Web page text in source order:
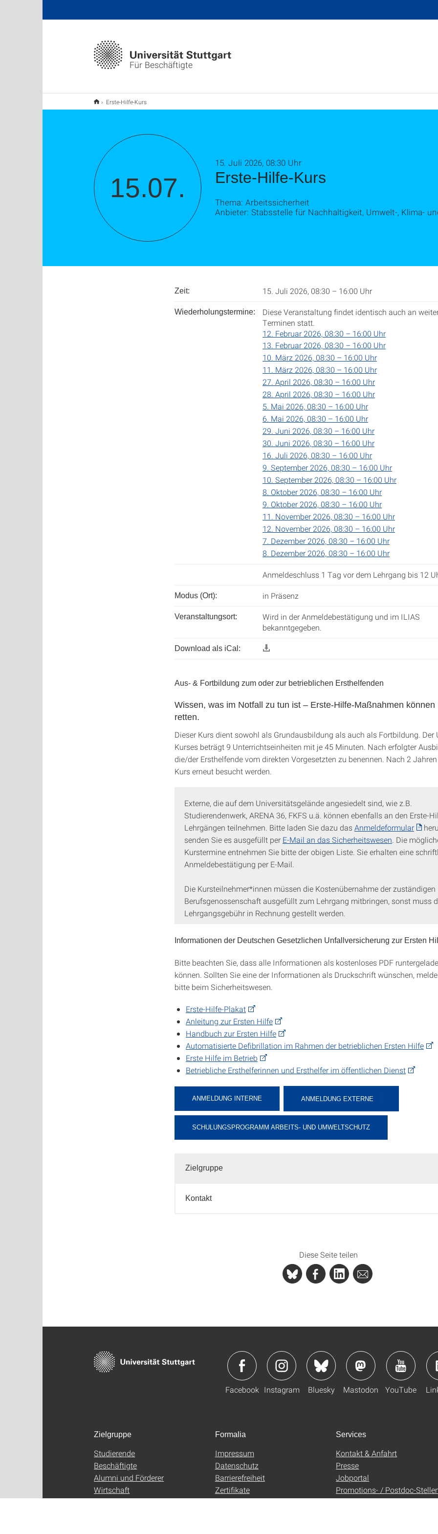
Für Beschäftigte
Erste-Hilfe-Kurs
15.07. Erste-Hilfe-Kurs
15. Juli 2026, 08:30 Uhr
Thema: Arbeitssicherheit
Anbieter: Stabsstelle für Nachhaltigkeit, Umwelt-, Klima-
Zeit: 15. Juli 2026, 08:30 – 16:00 Uhr
Wiederholungstermine:
Diese Veranstaltung findet identisch auch an
Terminen statt.
12. Februar 2026, 08:30 – 16:00 Uhr
13. Februar 2026, 08:30 – 16:00 Uhr
10. März 2026, 08:30 – 16:00 Uhr
11. März 2026, 08:30 – 16:00 Uhr
27. April 2026, 08:30 – 16:00 Uhr
28. April 2026, 08:30 – 16:00 Uhr
5. Mai 2026, 08:30 – 16:00 Uhr
6. Mai 2026, 08:30 – 16:00 Uhr
29. Juni 2026, 08:30 – 16:00 Uhr
30. Juni 2026, 08:30 – 16:00 Uhr
16. Juli 2026, 08:30 – 16:00 Uhr
9. September 2026, 08:30 – 16:00 Uhr
10. September 2026, 08:30 – 16:00 Uhr
8. Oktober 2026, 08:30 – 16:00 Uhr
9. Oktober 2026, 08:30 – 16:00 Uhr
11. November 2026, 08:30 – 16:00 Uhr
12. November 2026, 08:30 – 16:00 Uhr
7. Dezember 2026, 08:30 – 16:00 Uhr
8. Dezember 2026, 08:30 – 16:00 Uhr
Anmeldeschluss 1 Tag vor dem Lehrgang bis 12
Modus (Ort): in Präsenz
Veranstaltungsort:
Wird in der Anmeldebestätigung und im ILIAS
bekanntgegeben.
Download als iCal:
Aus- & Fortbildung zum oder zur betrieblichen Ersthelfenden
Wissen, was im Notfall zu tun ist – Erste-Hilfe-Maßnahmen können
retten.
Dieser Kurs dient sowohl als Grundausbildung als auch als Fortbildung. Der
Kurses beträgt 9 Unterrichtseinheiten mit je 45 Minuten. Nach erfolgter
die/der Ersthelfende vom direkten Vorgesetzten zu benennen. Nach 2
Kurs erneut besucht werden.
Externe, die auf dem Universitätsgelände angesiedelt sind, wie z.B.
Studierendenwerk, ARENA 36, FKFS u.ä. können ebenfalls an den Erste-
Lehrgängen teilnehmen. Bitte laden Sie dazu dasAnmeldeformular
senden Sie es ausgefüllt per E-Mail an das Sicherheitswesen . Die
Kurstermine entnehmen Sie bitte der obigen Liste. Sie erhalten eine
Anmeldebestätigung per E-Mail.
Die Kursteilnehmer*innen müssen die Kostenübernahme der zuständigen
Berufsgenossenschaft ausgefüllt zum Lehrgang mitbringen, sonst muss
Lehrgangsgebühr in Rechnung gestellt werden.
Informationen der Deutschen Gesetzlichen Unfallversicherung zur Ersten
Bitte beachten Sie, dass alle Informationen als kostenloses PDF
können. Sollten Sie eine der Informationen als Druckschrift wünschen,
bitte beim Sicherheitswesen.
Erste-Hilfe-Plakat
Anleitung zur Ersten Hilfe
Handbuch zur Ersten Hilfe
Automatisierte Defibrillation im Rahmen der betrieblichen Ersten Hilfe
Erste Hilfe im Betrieb
Betriebliche Ersthelferinnen und Ersthelfer im öffentlichen Dienst
ANMELDUNG INTERNE ANMELDUNG EXTERNE
SCHULUNGSPROGRAMM ARBEITS- UND UMWELTSCHUTZ
Zielgruppe
Kontakt
Diese Seite teilen
Facebook Instagram Bluesky Mastodon YouTube
Zielgruppe
Studierende
Beschäftigte
Alumni und Förderer
Wirtschaft
Formalia
Impressum
Datenschutz
Barrierefreiheit
Zertifikate
Services
Kontakt & Anfahrt
Presse
Jobportal
Promotions- / Postdoc-